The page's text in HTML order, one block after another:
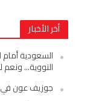
أخر الأخبار
السعودية أمام
النووية… ونعم
جوزيف عون في